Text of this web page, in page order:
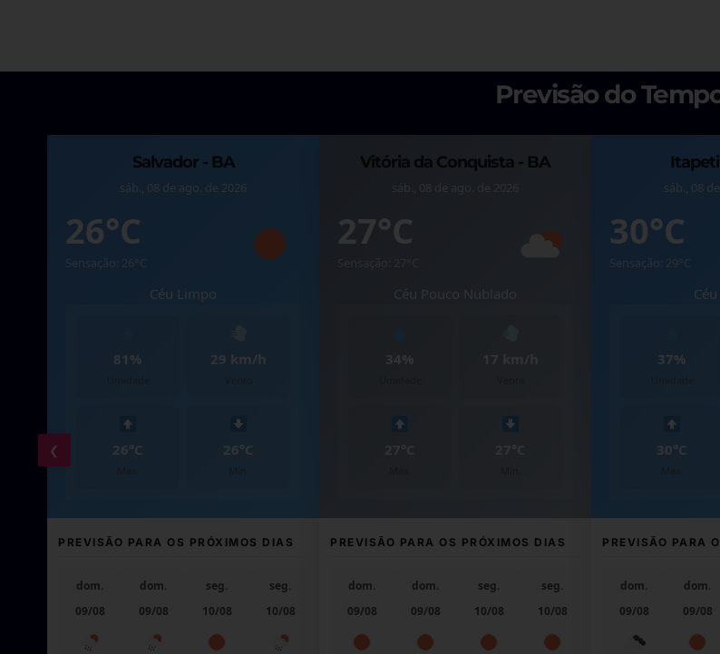
Previsão do
❮
Salvador - BA
sáb., 08 de ago. de 2026
26°C
Sensação: 26°C
Céu Limpo
81%
Umidade
29 km/h
Vento
26°C 26°C
Mín.
PREVISÃO PARA OS PRÓXIMOS DIAS
dom.
09/08
dom.
09/08
seg.
10/08
seg.
10/08
ter.
11/08
Vitória da Conquista - BA
sáb., 08 de ago. de 2026
27°C
Céu Pouco Nublado
34%
PREVISÃO PARA OS PRÓXIMOS DIAS
dom.
09/08
dom.
09/08
seg.
10/08
seg.
10/08
ter.
11/08
sáb., 08
30°C
Sensação: 29°C
37%
Umidade
30°C
PREVISÃO PARA
dom.
09/08
dom.
09/08